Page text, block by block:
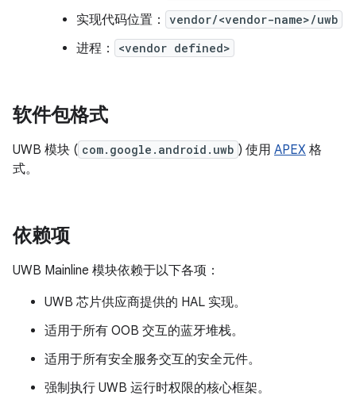
实现代码位置： vendor/<vendor-name>/uwb
进程： <vendor defined>
软件包格式
UWB 模块 ( com.google.android.uwb ) 使用 APEX 格
式。
依赖项
UWB Mainline 模块依赖于以下各项：
UWB 芯片供应商提供的 HAL 实现。
适用于所有 OOB 交互的蓝牙堆栈。
适用于所有安全服务交互的安全元件。
强制执行 UWB 运行时权限的核心框架。